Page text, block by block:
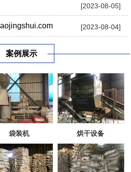
[2023-08-05]
[2023-08-04]
案例展示
袋装机 烘干设备